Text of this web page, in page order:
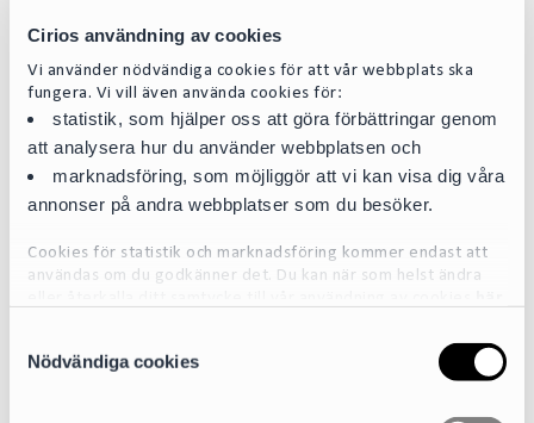
Cirios användning av cookies
Vi använder nödvändiga cookies för att vår webbplats ska
fungera. Vi vill även använda cookies för:
statistik, som hjälper oss att göra förbättringar genom
att analysera hur du använder webbplatsen och
marknadsföring, som möjliggör att vi kan visa dig våra
annonser på andra webbplatser som du besöker.
Cookies för statistik och marknadsföring kommer endast att
användas om du godkänner det. Du kan när som helst ändra
För mer detaljerad information om de cookies vi använder, se
vår Cookiepolicy, som finns tillgänglig
Nödvändiga cookies
Anders Moberg
Partner | Head of M&A